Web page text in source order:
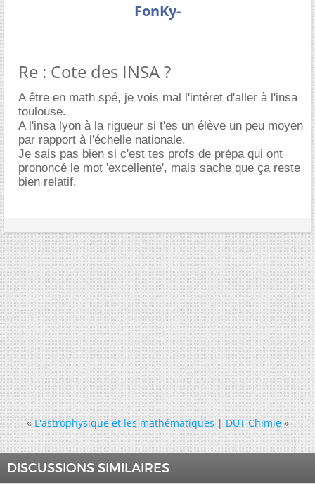
FonKy-
Re : Cote des INSA ?
A être en math spé, je vois mal l'intéret d'aller à l'insa
toulouse.
A l'insa lyon à la rigueur si t'es un élève un peu moyen
par rapport à l'échelle nationale.
Je sais pas bien si c'est tes profs de prépa qui ont
prononcé le mot 'excellente', mais sache que ça reste
bien relatif.
« L'astrophysique et les mathématiques|DUT Chimie »
DISCUSSIONS SIMILAIRES